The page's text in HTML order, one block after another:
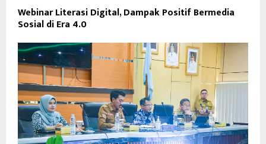
Webinar Literasi Digital, Dampak Positif Bermedia
Sosial di Era 4.0